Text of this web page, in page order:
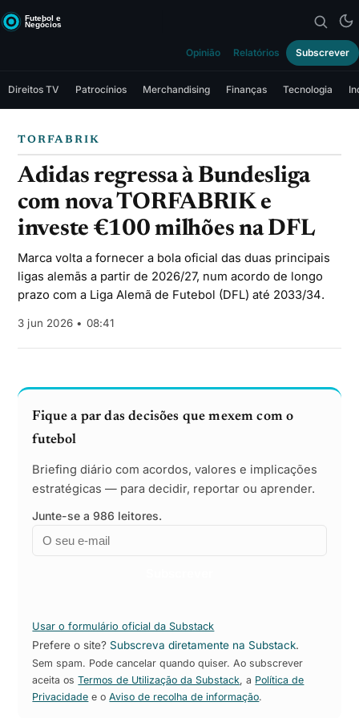
Opinião Relatórios Subscrever
Direitos TV Patrocínios Merchandising Finanças Tecnologia
TORFABRIK
Adidas regressa à Bundesliga
com nova TORFABRIK e
investe €100 milhões na DFL
Marca volta a fornecer a bola oficial das duas principais
ligas alemãs a partir de 2026/27, num acordo de longo
prazo com a Liga Alemã de Futebol (DFL) até 2033/34.
3 jun 2026 • 08:41
Fique a par das decisões que mexem com o
futebol
Briefing diário com acordos, valores e implicações
estratégicas — para decidir, reportar ou aprender.
Junte-se a 986 leitores.
Email
Empresa
Usar o formulário oficial da Substack
Prefere o site?Subscreva diretamente na Substack.
Sem spam. Pode cancelar quando quiser. Ao subscrever
aceita osTermos de Utilização da Substack , a Política de
Privacidade e oAviso de recolha de informação.